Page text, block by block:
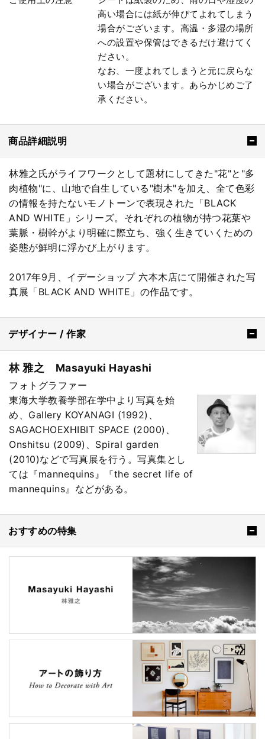
高い場合には紙が伸びてよれてしまう
場合がございます。高温・多湿の場所
への設置や保管はできるだけ避けてく
ださい。
なお、一度よれてしまうと元に戻らな
い場合がございます。あらかじめご了
承ください。
商品詳細説明
林雅之氏がライフワークとして題材にしてきた"花"と"多
肉植物"に、山地で自生している"樹木"を加え、全て色彩
の情報を持たないモノトーンで表現された「BLACK
AND WHITE」シリーズ。それぞれの植物が持つ花葉や
葉脈・樹幹がより明確に際立ち、強く生きていくための
姿態が鮮明に浮かび上がります。
2017年9月、イデーショップ 六本木店にて開催された写
真展「BLACK AND WHITE」の作品です。
デザイナー / 作家
林 雅之 Masayuki Hayashi
フォトグラファー
東海大学教養学部在学中より写真を始
め、Gallery KOYANAGI (1992)、
SAGACHOEXHIBIT SPACE (2000)、
Onshitsu (2009)、Spiral garden
(2010)などで写真展を行う。写真集とし
ては『mannequins』『the secret life of
mannequins』などがある。
おすすめの特集